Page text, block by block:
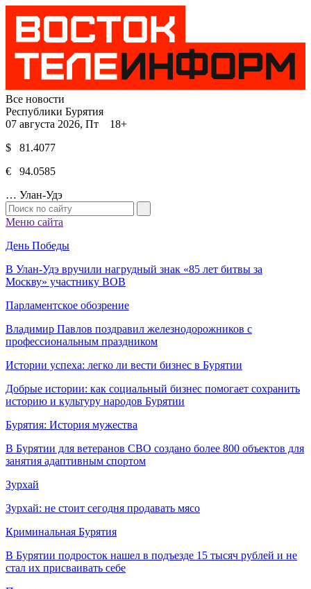
Все новости
Республики Бурятия
07 августа 2026, Пт 18+
$ 81.4077
€ 94.0585
… Улан-Удэ
Меню сайта
День Победы
В Улан-Удэ вручили нагрудный знак «85 лет битвы за
Москву» участнику ВОВ
Парламентское обозрение
Владимир Павлов поздравил железнодорожников с
профессиональным праздником
Истории успеха: легко ли вести бизнес в Бурятии
Добрые истории: как социальный бизнес помогает сохранить
историю и культуру народов Бурятии
Бурятия: История мужества
В Бурятии для ветеранов СВО создано более 800 объектов для
занятия адаптивным спортом
Зурхай
Зурхай: не стоит сегодня продавать мясо
Криминальная Бурятия
В Бурятии подросток нашел в подъезде 15 тысяч рублей и не
стал их присваивать себе